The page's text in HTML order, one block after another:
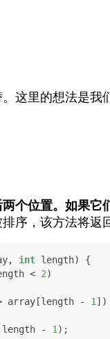
。这里的想法是我
个位置。如果它
序，该方法将返
int length)
{
< 2)
array[length - 1 ])
- 1 );